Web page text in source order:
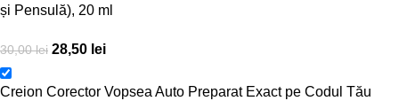
și Pensulă), 20 ml
30,00lei 28,50 lei
Creion Corector Vopsea Auto Preparat Exact pe Codul Tău